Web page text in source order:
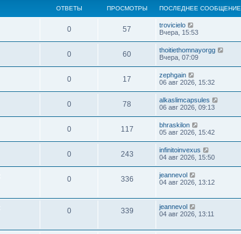
ОТВЕТЫ ПРОСМОТРЫ ПОСЛЕДНЕЕ СООБЩЕНИЕ
0 57
trovicielo
Вчера, 15:53
0 60
thoitiethomnayorgg
Вчера, 07:09
0 17
zephgain
06 авг 2026, 15:32
0 78
alkaslimcapsules
06 авг 2026, 09:13
0 117
bhraskilon
05 авг 2026, 15:42
0 243
infinitoinvexus
04 авг 2026, 15:50
0 336
jeannevol
04 авг 2026, 13:12
0 339
jeannevol
04 авг 2026, 13:11